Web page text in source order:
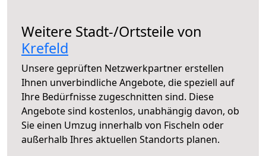
Weitere Stadt-/Ortsteile von
Krefeld
Unsere geprüften Netzwerkpartner erstellen
Ihnen unverbindliche Angebote, die speziell auf
Ihre Bedürfnisse zugeschnitten sind. Diese
Angebote sind kostenlos, unabhängig davon, ob
Sie einen Umzug innerhalb von Fischeln oder
außerhalb Ihres aktuellen Standorts planen.